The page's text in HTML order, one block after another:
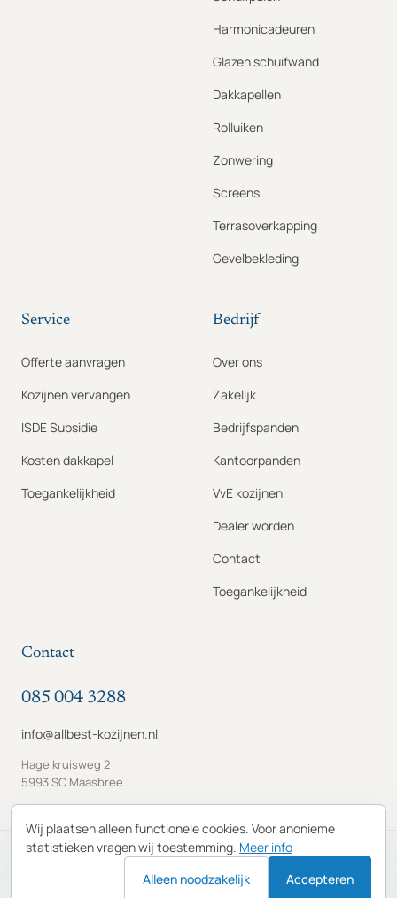
Harmonicadeuren
Glazen schuifwand
Dakkapellen
Rolluiken
Zonwering
Screens
Terrasoverkapping
Gevelbekleding
Service
Offerte aanvragen
Kozijnen vervangen
ISDE Subsidie
Kosten dakkapel
Toegankelijkheid
Bedrijf
Over ons
Zakelijk
Bedrijfspanden
Kantoorpanden
VvE kozijnen
Dealer worden
Contact
Toegankelijkheid
Contact
085 004 3288
info@allbest-kozijnen.nl
Hagelkruisweg 2
5993 SC Maasbree
© 2026 Allbest Kozijnen B.V. · KvK 65822194 · BTW
NL856253619B01
Wij plaatsen alleen functionele cookies. Voor anonieme
statistieken vragen wij toestemming. Meer info
Alleen noodzakelijk
Accepteren